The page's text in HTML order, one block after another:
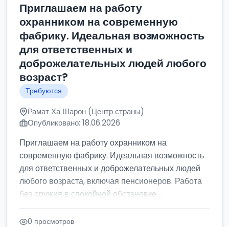
Приглашаем на работу
охранником на современную
фабрику. Идеальная возможность
для ответственных и
доброжелательных людей любого
возраст?
Требуются
Рамат Ха Шарон (Центр страны)
Опубликовано: 18.06.2026
Приглашаем на работу охранником на
современную фабрику. Идеальная возможность
для ответственных и доброжелательных людей
любого возраста, включая пенсионеров. Работа
без оружия в спокойной обстановке....
0 просмотров